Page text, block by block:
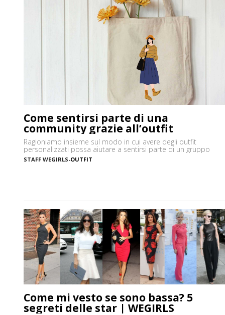
Come sentirsi parte di una
community grazie all’outfit
Ragioniamo insieme sul modo in cui avere degli outfit
personalizzati possa aiutare a sentirsi parte di un gruppo
STAFF WEGIRLS-OUTFIT
Come mi vesto se sono bassa? 5
segreti delle star | WEGIRLS